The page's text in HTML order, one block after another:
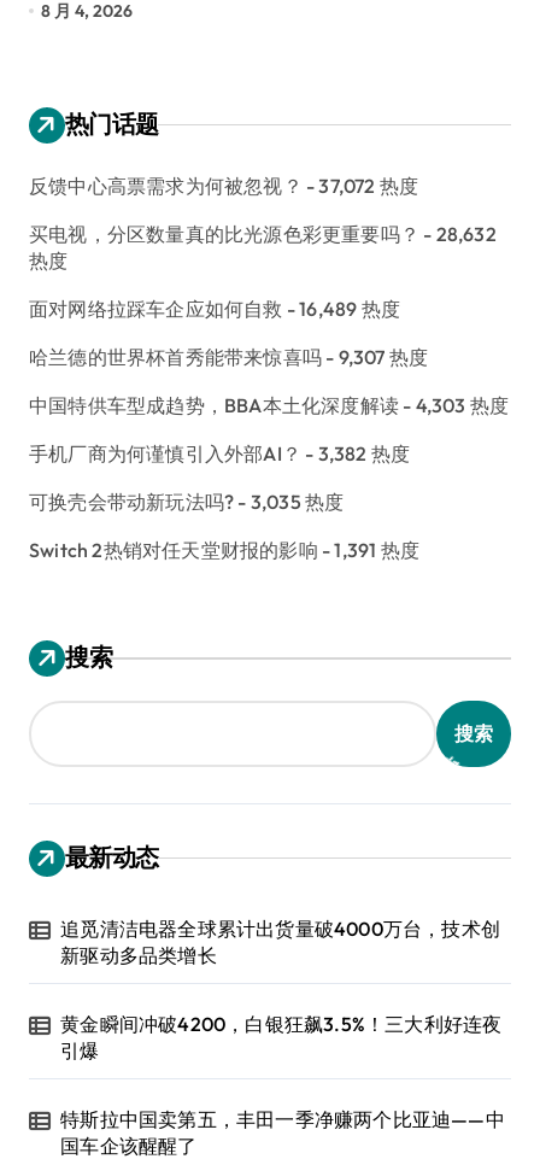
8 月 4, 2026
热门话题
反馈中心高票需求为何被忽视？ - 37,072 热度
买电视，分区数量真的比光源色彩更重要吗？ - 28,632
热度
面对网络拉踩车企应如何自救 - 16,489 热度
哈兰德的世界杯首秀能带来惊喜吗 - 9,307 热度
中国特供车型成趋势，BBA本土化深度解读 - 4,303 热度
手机厂商为何谨慎引入外部AI？ - 3,382 热度
可换壳会带动新玩法吗? - 3,035 热度
Switch 2热销对任天堂财报的影响 - 1,391 热度
搜索
搜索
最新动态
追觅清洁电器全球累计出货量破4000万台，技术创
新驱动多品类增长
黄金瞬间冲破4200，白银狂飙3.5%！三大利好连夜
引爆
特斯拉中国卖第五，丰田一季净赚两个比亚迪——中
国车企该醒醒了